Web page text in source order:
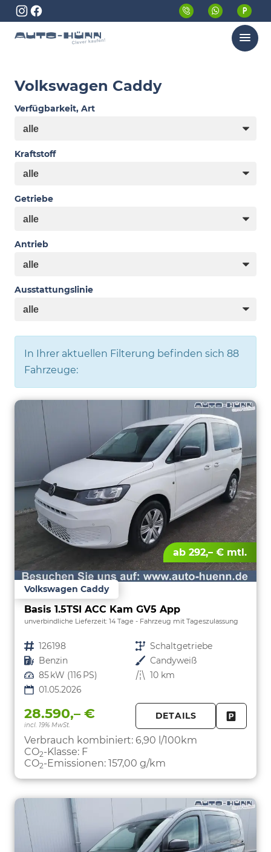
Menü
Volkswagen Caddy
Verfügbarkeit, Art
Kraftstoff
Getriebe
Antrieb
Ausstattungslinie
In Ihrer aktuellen Filterung befinden sich 88
Fahrzeuge:
ab 292,– € mtl.
Volkswagen Caddy
Basis 1.5TSI ACC Kam GV5 App
unverbindliche Lieferzeit: 14 Tage Fahrzeug mit Tageszulassung
Fahrzeugnr. 126198 Getriebe Schaltgetriebe
Kraftstoff Benzin Außenfarbe Candyweiß
Leistung 85 kW (116 PS) Kilometerstand 10 km
01.05.2026
28.590,– €
incl. 19% MwSt.
DETAILS
Verbrauch kombiniert: 6,90 l/100km
CO2-Klasse: F
CO2-Emissionen: 157,00 g/km